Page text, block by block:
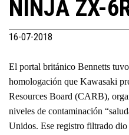
NINJA ZX-
16-07-2018
El portal británico Bennetts
homologación que Kawasaki
Resources Board (CARB),
niveles de contaminación
Unidos. Ese registro filtrado